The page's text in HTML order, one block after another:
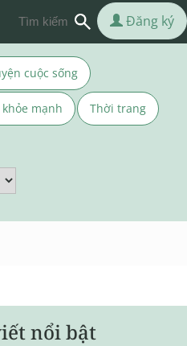
cuộc sống
khỏe mạnh Thời trang
Đăng ký
nổi bật